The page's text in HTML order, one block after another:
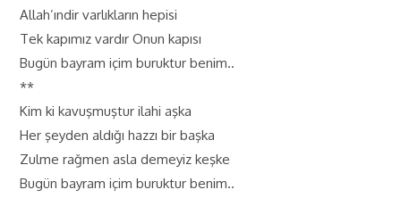
Allah’ındir varlıkların hepisi
Tek kapımız vardır Onun kapısı
Bugün bayram içim buruktur benim..
**
Kim ki kavuşmuştur ilahi aşka
Her şeyden aldığı hazzı bir başka
Zulme rağmen asla demeyiz keşke
Bugün bayram içim buruktur benim..